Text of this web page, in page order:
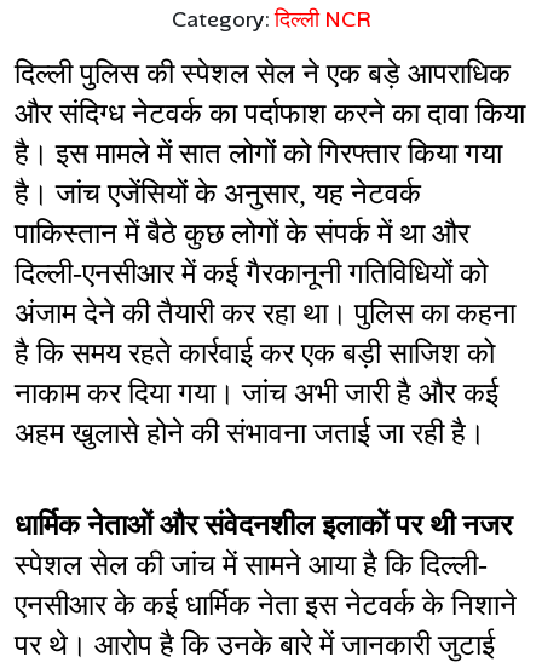
Category:दिल्ली NCR
दिल्ली पुलिस की स्पेशल सेल ने एक बड़े आपराधिक
और संदिग्ध नेटवर्क का पर्दाफाश करने का दावा किया
है। इस मामले में सात लोगों को गिरफ्तार किया गया
है। जांच एजेंसियों के अनुसार, यह नेटवर्क
पाकिस्तान में बैठे कुछ लोगों के संपर्क में था और
दिल्ली-एनसीआर में कई गैरकानूनी गतिविधियों को
अंजाम देने की तैयारी कर रहा था। पुलिस का कहना
है कि समय रहते कार्रवाई कर एक बड़ी साजिश को
नाकाम कर दिया गया। जांच अभी जारी है और कई
अहम खुलासे होने की संभावना जताई जा रही है।
धार्मिक नेताओं और संवेदनशील इलाकों पर थी नजर
स्पेशल सेल की जांच में सामने आया है कि दिल्ली-
एनसीआर के कई धार्मिक नेता इस नेटवर्क के निशाने
पर थे। आरोप है कि उनके बारे में जानकारी जुटाई